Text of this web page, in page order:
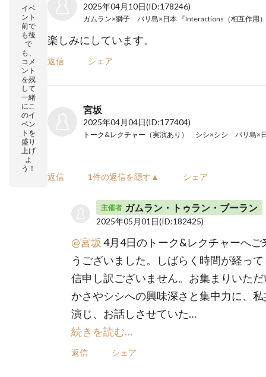
イベ
ント
前で
も後
で
も、
コメ
ント
を残
して
一緒
にこ
のイ
ベン
トを
盛り
上げ
よ
う！
2025年04月10日(ID:178246)
楽しみにしています。
返信 シェア
宮坂
2025年04月04日(ID:177404)
トーク&レクチャー（実演あり） シシ×シシ バリ島×
返信 1件の返信を隠す▲ シェア
主催者 ガムラン・トゥラン・ブーラン
2025年05月01日(ID:182425)
@宮坂 4月4日のトーク&レクチャーへご
うございました。しばらく時間が経っ
信申し訳ございません。お集まりいた
かさやシシへの興味深さと集中力に、
演じ、お話しさせていた…
続きを読む…
返信 シェア